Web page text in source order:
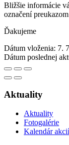
Bližšie informácie
označení
Ďakujeme
Dátum vloženia: 7.
Dátum poslednej
Aktuality
Aktuality
Fotogalérie
Kalendár akcií